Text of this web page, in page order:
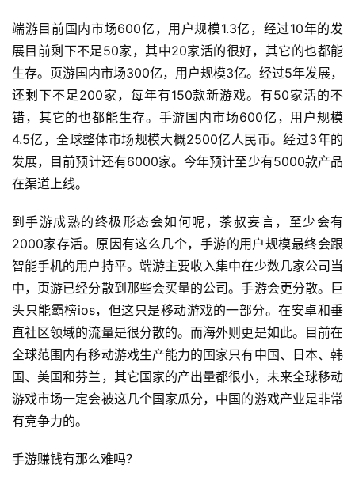
首
页
游
茶
原
创
戏
业
界
手
机
游
戏
单
机
游
戏
端游目前国内市场600亿，用户规模1.3亿，经过10年的发
展目前剩下不足50家，其中20家活的很好，其它的也都能
生存。页游国内市场300亿，用户规模3亿。经过5年发展，
还剩下不足200家，每年有150款新游戏。有50家活的不
错，其它的也都能生存。手游国内市场600亿，用户规模
4.5亿，全球整体市场规模大概2500亿人民币。经过3年的
发展，目前预计还有6000家。今年预计至少有5000款产品
在渠道上线。
到手游成熟的终极形态会如何呢，茶叔妄言，至少会有
2000家存活。原因有这么几个，手游的用户规模最终会跟
智能手机的用户持平。端游主要收入集中在少数几家公司当
中，页游已经分散到那些会买量的公司。手游会更分散。巨
头只能霸榜ios，但这只是移动游戏的一部分。在安卓和垂
直社区领域的流量是很分散的。而海外则更是如此。目前在
全球范围内有移动游戏生产能力的国家只有中国、日本、韩
国、美国和芬兰，其它国家的产出量都很小，未来全球移动
游戏市场一定会被这几个国家瓜分，中国的游戏产业是非常
有竞争力的。
手游赚钱有那么难吗？